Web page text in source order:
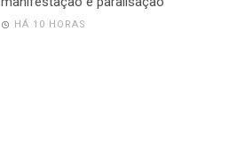
HÁ 10 HORAS